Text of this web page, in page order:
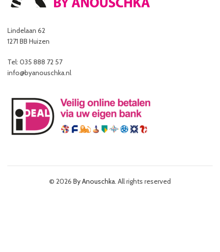
Lindelaan 62
1271 BB Huizen
Tel: 035 888 72 57
info@byanouschka.nl
© 2026 By Anouschka . All rights reserved